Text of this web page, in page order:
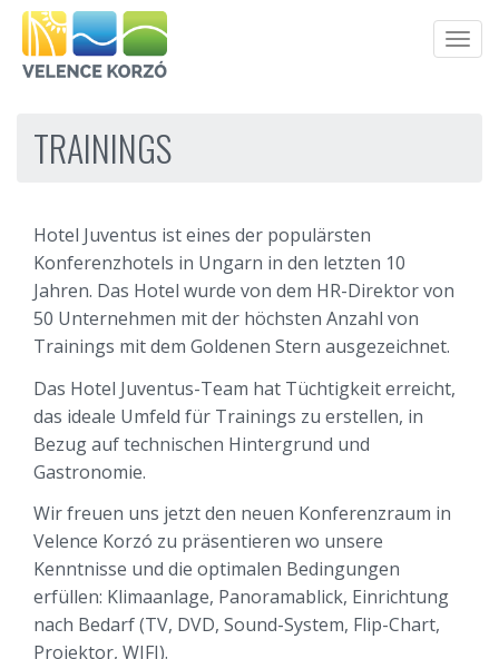
TRAININGS
Hotel Juventus ist eines der populärsten
Konferenzhotels in Ungarn in den letzten 10
Jahren. Das Hotel wurde von dem HR-Direktor von
50 Unternehmen mit der höchsten Anzahl von
Trainings mit dem Goldenen Stern ausgezeichnet.
Das Hotel Juventus-Team hat Tüchtigkeit erreicht,
das ideale Umfeld für Trainings zu erstellen, in
Bezug auf technischen Hintergrund und
Gastronomie.
Wir freuen uns jetzt den neuen Konferenzraum in
Velence Korzó zu präsentieren wo unsere
Kenntnisse und die optimalen Bedingungen
erfüllen: Klimaanlage, Panoramablick, Einrichtung
nach Bedarf (TV, DVD, Sound-System, Flip-Chart,
Projektor, WIFI).